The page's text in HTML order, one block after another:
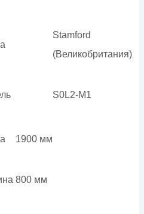
Stamford
(Великобритания)
S0L2-M1
1900 мм
800 мм